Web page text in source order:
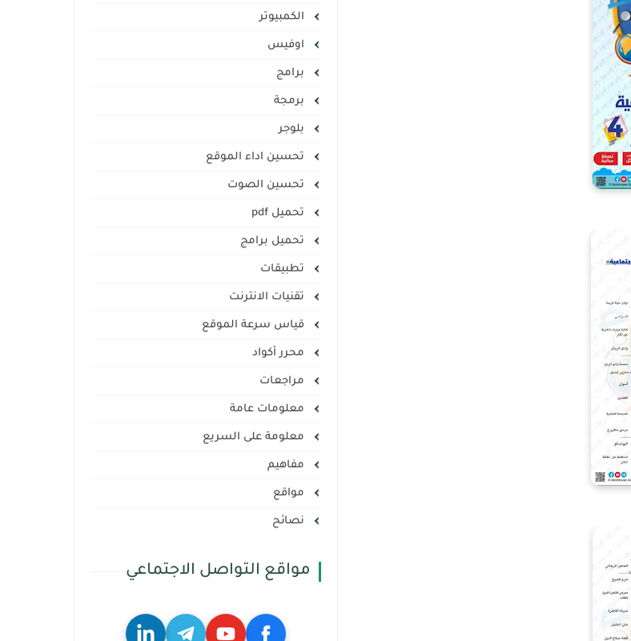
الكمبيوتر
اوفيس
برامج
برمجة
بلوجر
تحسين اداء الموقع
تحسين الصوت
تحميل pdf
تحميل برامج
تطبيقات
تقنيات الانترنت
قياس سرعة الموقع
محرر أكواد
مراجعات
معلومات عامة
معلومة على السريع
مفاهيم
مواقع
نصائح
مواقع التواصل الاجتماعي